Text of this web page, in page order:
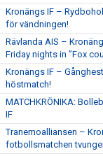
Kronängs IF –
för vändningen!
Rävlanda AIS –
Friday nights in ”Fox
Kronängs IF –
höstmatch!
MATCHKRÖNIKA:
IF
Tranemoalliansen –
fotbollsmatchen